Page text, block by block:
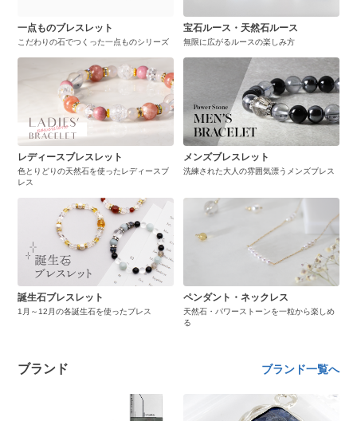
一点ものブレスレット
こだわりの石でつくった一点ものシリーズ
宝石ルース・天然石ルース
無限に広がるルースの楽しみ方
レディースブレスレット
色とりどりの天然石を使ったレディースブ
レス
メンズブレスレット
洗練された大人の雰囲気漂うメンズブレス
誕生石ブレスレット
1月～12月の各誕生石を使ったブレス
ペンダント・ネックレス
天然石・パワーストーンを一粒から楽しめ
る
ブランド ブランド一覧へ